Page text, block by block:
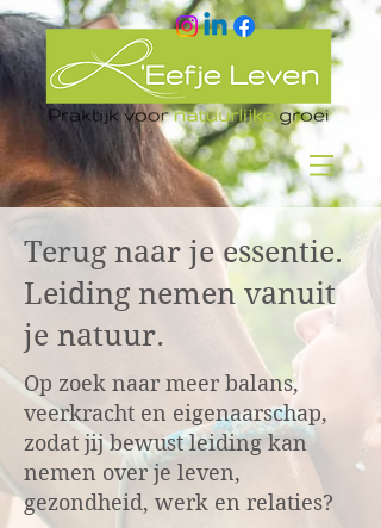
Terug naar je essentie.
Leiding nemen vanuit
je natuur.
Op zoek naar meer balans,
veerkracht en eigenaarschap,
zodat jij bewust leiding kan
nemen over je leven,
gezondheid, werk en relaties?